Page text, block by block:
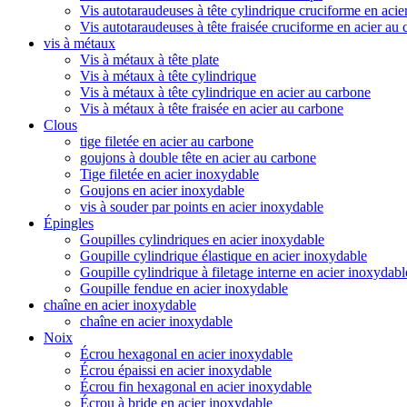
Vis autotaraudeuses à tête cylindrique cruciforme en
Vis autotaraudeuses à tête fraisée cruciforme en acier au
vis à métaux
Vis à métaux à tête plate
Vis à métaux à tête cylindrique
Vis à métaux à tête cylindrique en acier au carbone
Vis à métaux à tête fraisée en acier au carbone
Clous
tige filetée en acier au carbone
goujons à double tête en acier au carbone
Tige filetée en acier inoxydable
Goujons en acier inoxydable
vis à souder par points en acier inoxydable
Épingles
Goupilles cylindriques en acier inoxydable
Goupille cylindrique élastique en acier inoxydable
Goupille cylindrique à filetage interne en acier
Goupille fendue en acier inoxydable
chaîne en acier inoxydable
chaîne en acier inoxydable
Noix
Écrou hexagonal en acier inoxydable
Écrou épaissi en acier inoxydable
Écrou fin hexagonal en acier inoxydable
Écrou à bride en acier inoxydable